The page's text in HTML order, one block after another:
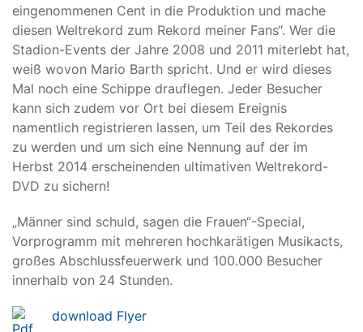
eingenommenen Cent in die Produktion und mache
diesen Weltrekord zum Rekord meiner Fans“. Wer die
Stadion-Events der Jahre 2008 und 2011 miterlebt hat,
weiß wovon Mario Barth spricht. Und er wird dieses
Mal noch eine Schippe drauflegen. Jeder Besucher
kann sich zudem vor Ort bei diesem Ereignis
namentlich registrieren lassen, um Teil des Rekordes
zu werden und um sich eine Nennung auf der im
Herbst 2014 erscheinenden ultimativen Weltrekord-
DVD zu sichern!
„Männer sind schuld, sagen die Frauen“-Special,
Vorprogramm mit mehreren hochkarätigen Musikacts,
großes Abschlussfeuerwerk und 100.000 Besucher
innerhalb von 24 Stunden.
download Flyer